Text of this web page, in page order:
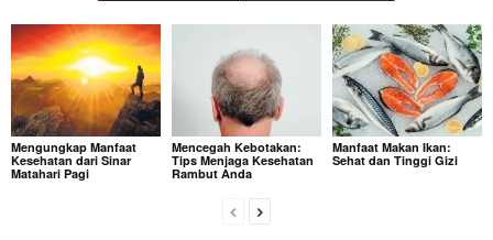
Mengungkap Manfaat
Kesehatan dari Sinar
Matahari Pagi
Mencegah Kebotakan:
Tips Menjaga Kesehatan
Rambut Anda
Manfaat Makan Ikan:
Sehat dan Tinggi Gizi